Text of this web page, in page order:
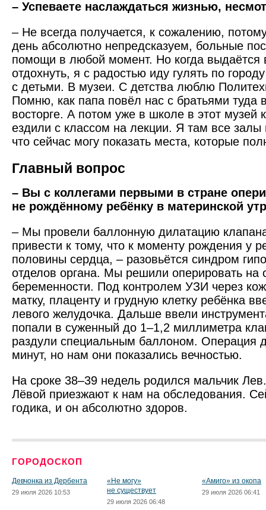
– Успеваете наслаждаться жизнью,
– Не всегда получается, к сожалению,
день абсолютно непредсказуем, больные
помощи в любой момент. Но когда выдаётся
отдохнуть, я с радостью иду гулять по
с детьми. В музеи. С детства люблю
Помню, как папа повёл нас с братьями
восторге. А потом уже в школе в этот музей
ездили с классом на лекции. Я там все залы
что сейчас могу показать места, которые
Главный вопрос
– Вы с коллегами первыми в стране
не рождённому ребёнку в материнской
– Мы провели баллонную дилатацию
привести к тому, что к моменту рождения у
половины сердца, – разовьётся синдром
отделов органа. Мы решили оперировать на
беременности. Под контролем УЗИ через
матку, плаценту и грудную клетку ребёнка
левого желудочка. Дальше ввели
попали в суженный до 1–1,2 миллиметра
раздули специальным баллоном. Операция
минут, но нам они показались вечностью.
На сроке 38–39 недель родился мальчик
Лёвой приезжают к нам на обследования.
годика, и он абсолютно здоров.
ГОРОДОСКОП
Девчонка из Дербента
29 июля 2026 10:53
«Не могу»
не существует
29 июля 2026 06:48
«Амиго» из окопа
29 июля 2026 06:41